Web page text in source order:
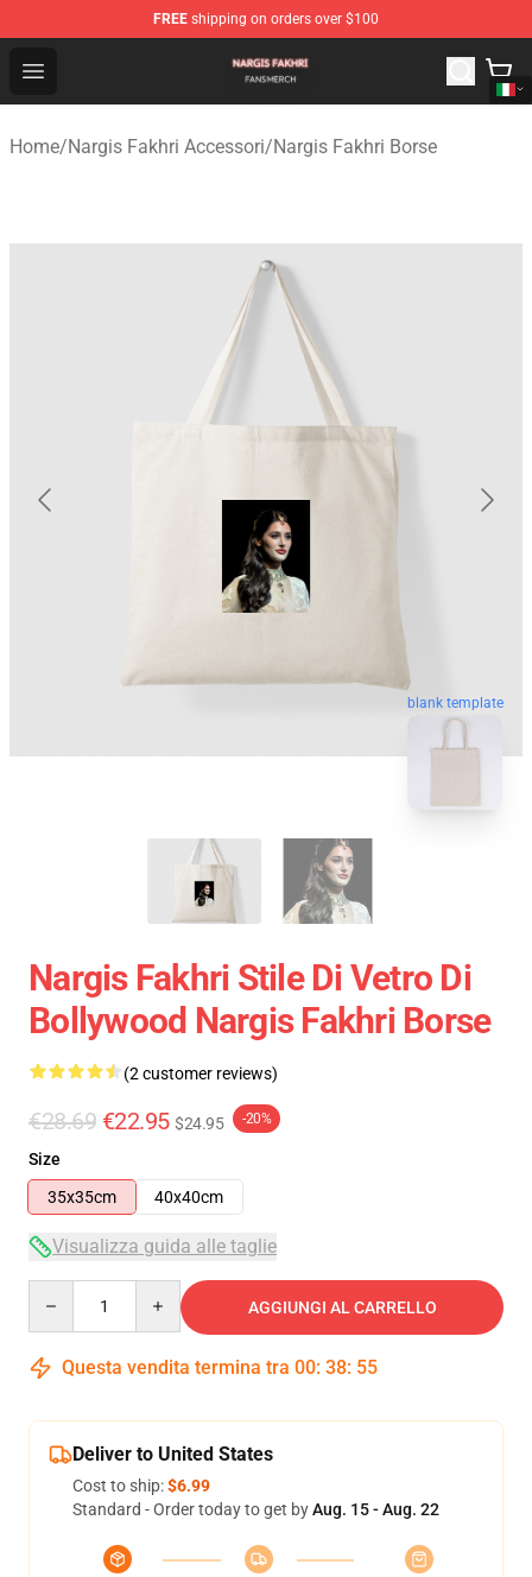
FREE shipping on orders over $100
Open menu
Nargis Fakhri Shop - Official Nargis Fakhri Merchandise
Home/Nargis Fakhri Accessori/Nargis Fakhri Borse
blank template
Nargis Fakhri Stile Di Vetro Di
Bollywood Nargis Fakhri Borse
(2 customer reviews)
€28.69 €22.95 $24.95 -20%
Size
35x35cm
40x40cm
Visualizza guida alle taglie
AGGIUNGI AL CARRELLO
Questa vendita termina tra 00: 38: 55
Deliver to United States
Cost to ship:$6.99
Standard - Order today to get byAug. 15 - Aug. 22